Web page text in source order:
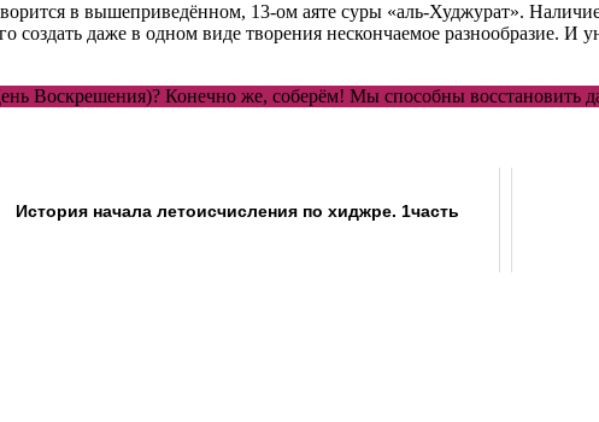
в вышеприведённом, 13-ом аяте суры «аль-Худжурат».
даже в одном виде творения нескончаемое разнообразие. И
Воскрешения)? Конечно же, соберём! Мы способны восстановить
История начала летоисчисления по хиджре. 1часть